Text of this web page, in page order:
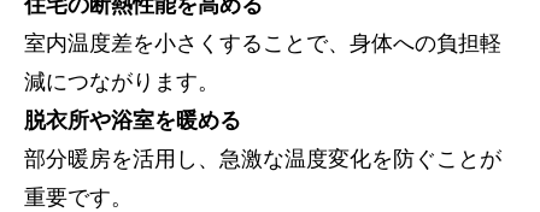
住宅の断熱性能を高める
室内温度差を小さくすることで、身体への負担軽
減につながります。
脱衣所や浴室を暖める
部分暖房を活用し、急激な温度変化を防ぐことが
重要です。